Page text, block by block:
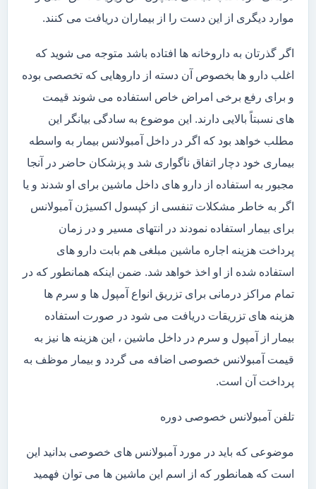
موارد دیگری از این دست را از بیماران دریافت می کنند.
اگر گذرتان به داروخانه ها افتاده باشد متوجه می شوید که
اغلب دارو ها بخصوص آن دسته از داروهایی که تخصصی بوده
و برای رفع برخی امراض خاص استفاده می شوند قیمت
های نسبتاً بالایی دارند. این موضوع به سادگی بیانگر این
مطلب خواهد بود که اگر در داخل آمبولانس بیمار به واسطه
بیماری خود دچار اتفاق ناگواری شد و پزشکان حاضر در آنجا
مجبور به استفاده از دارو های داخل ماشین برای او شدند و یا
اگر به خاطر مشکلات تنفسی از کپسول اکسیژن آمبولانس
برای بیمار استفاده نمودند در انتهای مسیر و در زمان
پرداخت هزینه اجاره ماشین مبلغی هم بابت دارو های
استفاده شده از او اخذ خواهد شد. ضمن اینکه همانطور که در
تمام مراکز درمانی برای تزریق انواع آمپول ها و سرم ها
هزینه های تزریقات دریافت می شود در صورت استفاده
بیمار از آمپول و سرم در داخل ماشین ، این هزینه ها نیز به
قیمت آمبولانس خصوصی اضافه می گردد و بیمار موظف به
پرداخت آن است.
تلفن آمبولانس خصوصی دوره
موضوعی که باید در مورد آمبولانس های خصوصی بدانید این
است که همانطور که از اسم این ماشین ها می توان فهمید